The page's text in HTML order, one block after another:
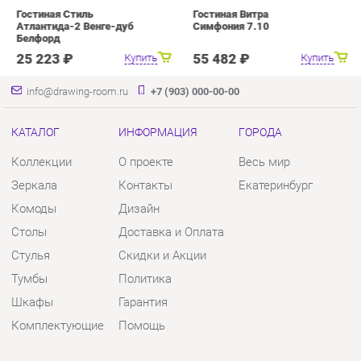
КАТАЛОГ
Коллекции
Зеркала
Комоды
Столы
Стулья
Комплектующие
Контакты
Дизайн
Доставка и Оплата
Скидки и Акции
ГОРОДА
Екатеринбург
КОНТАКТЫ
Шоурум и склад самовывоза
Адрес: г. Екатеринбург, пер.
Базовый, 47
Телефон: +7 (903) 000-00-00